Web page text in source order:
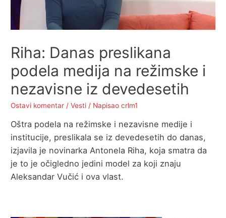
Riha: Danas preslikana
podela medija na režimske i
nezavisne iz devedesetih
Ostavi komentar /Vesti / Napisao crlm1
Oštra podela na režimske i nezavisne medije i
institucije, preslikala se iz devedesetih do danas,
izjavila je novinarka Antonela Riha, koja smatra da
je to je očigledno jedini model za koji znaju
Aleksandar Vučić i ova vlast.